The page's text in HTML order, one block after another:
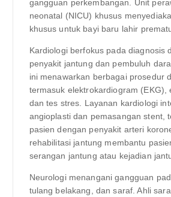
gangguan perkembangan. Unit
neonatal (NICU) khusus
khusus untuk bayi baru lahir
Kardiologi berfokus pada diagnosis
penyakit jantung dan pembuluh
ini menawarkan berbagai prosedur
termasuk elektrokardiogram (EKG),
dan tes stres. Layanan kardiologi
angioplasti dan pemasangan stent,
pasien dengan penyakit arteri
rehabilitasi jantung membantu
serangan jantung atau kejadian
Neurologi menangani gangguan
tulang belakang, dan saraf. Ahli